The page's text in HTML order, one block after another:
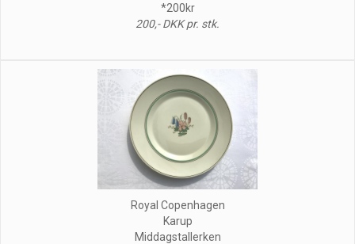
*200kr
200,- DKK pr. stk.
Royal Copenhagen
Karup
Middagstallerken